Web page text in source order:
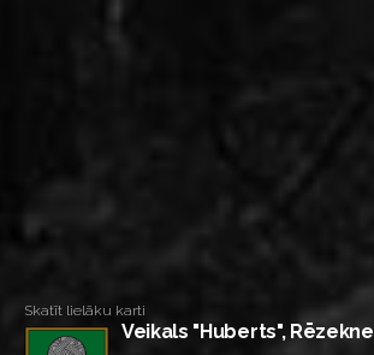
Skatīt lielāku karti
Veikals "Huberts", Rēzekne